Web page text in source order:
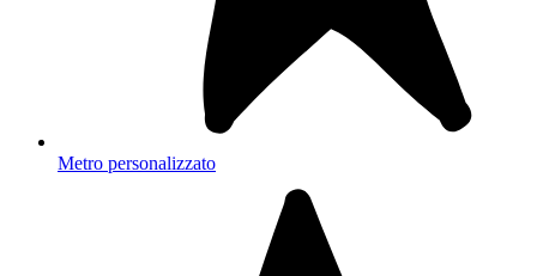
Metro personalizzato